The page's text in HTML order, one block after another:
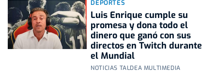
DEPORTES
Luis Enrique cumple su
promesa y dona todo el
dinero que ganó con sus
directos en Twitch durante
el Mundial
NOTICIAS TALDEA MULTIMEDIA